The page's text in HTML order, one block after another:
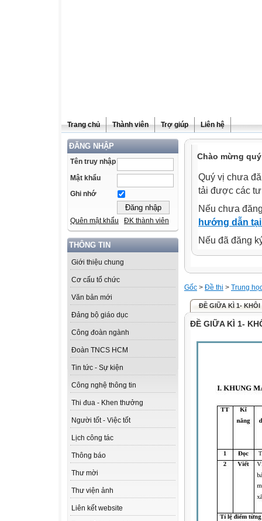
Trang chủ Thành viên Trợ giúp Liên hệ
ĐĂNG NHẬP
Tên truy nhập
Mật khẩu
Ghi nhớ
Quên mật khẩu ĐK thành viên
THÔNG TIN
Giới thiệu chung
Cơ cấu tổ chức
Văn bản mới
Đảng bộ giáo dục
Công đoàn ngành
Đoàn TNCS HCM
Tin tức - Sự kiện
Công nghệ thông tin
Thi đua - Khen thưởng
Người tốt - Việc tốt
Lịch công tác
Thông báo
Thư mời
Thư viện ảnh
Liên kết website
Chào mừng
Quý vị chưa
tải được các
Nếu chưa
hướng dẫn
Nếu đã đăng
Gốc > Đề thi > Trung
ĐỀ GIỮA KÌ 1- KHÔI
ĐỀ GIỮA KÌ 1-